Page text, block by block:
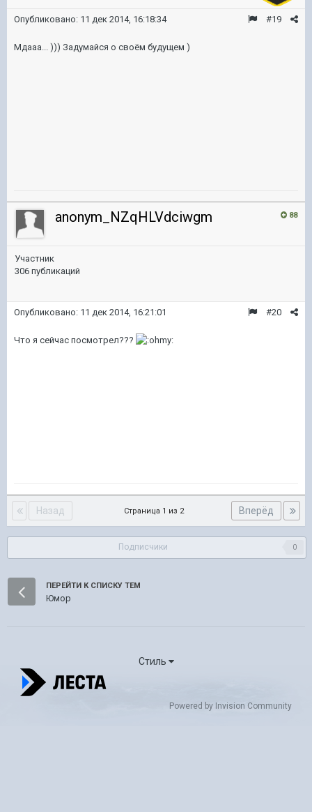
#19
Опубликовано: 11 дек 2014, 16:18:34
Мдааа... ))) Задумайся о своём будущем )
88
anonym_NZqHLVdciwgm
Участник
306 публикаций
#20
Опубликовано: 11 дек 2014, 16:21:01
Что я сейчас посмотрел???
Назад Вперёд
Страница 1 из 2
Подписчики 0
ПЕРЕЙТИ К СПИСКУ ТЕМ
Юмор
Стиль
Powered by Invision Community